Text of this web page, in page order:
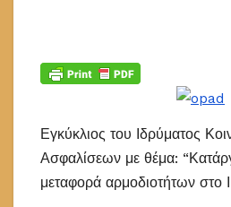
Εγκύκλιος του Ιδρύματος
Ασφαλίσεων με θέμα:
μεταφορά αρμοδιοτήτων